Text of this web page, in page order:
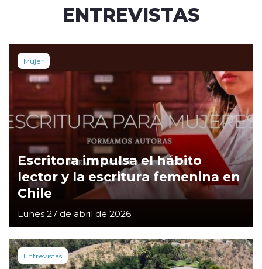
ENTREVISTAS
Mujer
Escritora impulsa el hábito
lector y la escritura femenina en
Chile
Lunes 27 de abril de 2026
Entrevistas